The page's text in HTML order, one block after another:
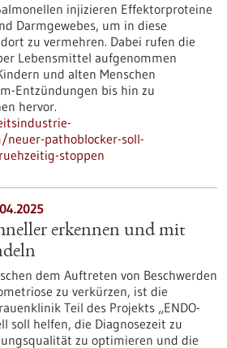
injizieren Effektorproteine
Darmgewebes, um in diese
zu vermehren. Dabei rufen die
Lebensmittel aufgenommen
und alten Menschen
Entzündungen bis hin zu
hervor.
pathoblocker-soll-
stoppen
erkennen und mit
dem Auftreten von Beschwerden
zu verkürzen, ist die
Teil des Projekts „ENDO-
soll helfen, die Diagnosezeit zu
zu optimieren und die